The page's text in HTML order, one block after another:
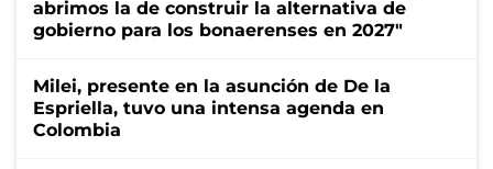
abrimos la de construir la alternativa de
gobierno para los bonaerenses en 2027"
Milei, presente en la asunción de De la
Espriella, tuvo una intensa agenda en
Colombia